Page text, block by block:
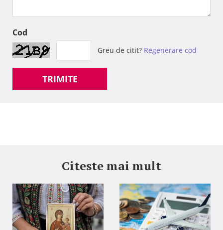
Cod
Greu de citit? Regenerare cod
TRIMITE
Citeste mai mult